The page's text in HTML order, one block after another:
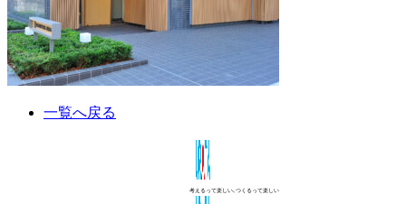
一覧へ戻る
考えるって楽しい､つくるって楽しい